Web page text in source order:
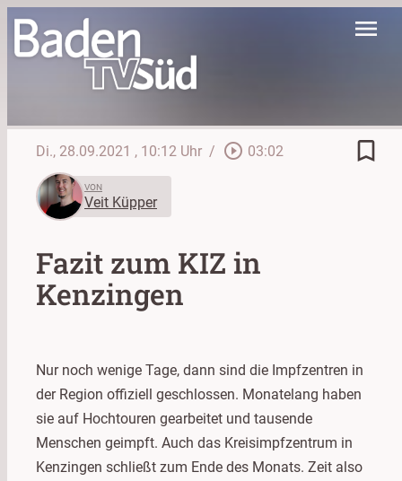
menu
Di., 28.09.2021 , 10:12 Uhr / play_circle_outline 03:02 bookmark_border
VON
Veit Küpper
Fazit zum KIZ in
Kenzingen
Nur noch wenige Tage, dann sind die Impfzentren in
der Region offiziell geschlossen. Monatelang haben
sie auf Hochtouren gearbeitet und tausende
Menschen geimpft. Auch das Kreisimpfzentrum in
Kenzingen schließt zum Ende des Monats. Zeit also